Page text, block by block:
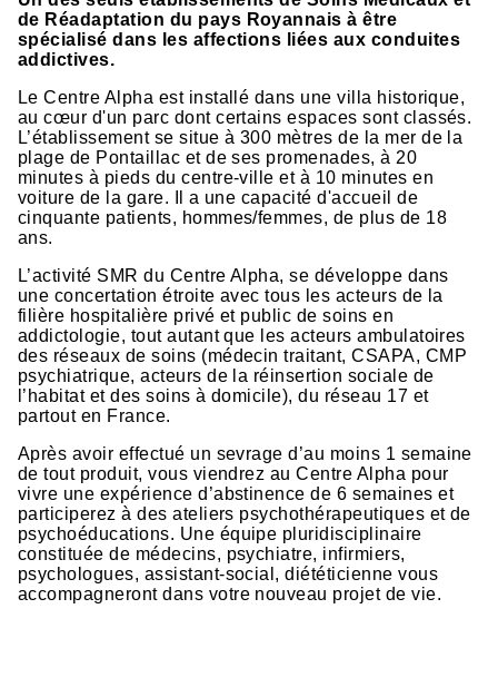
de Réadaptation du pays Royannais à être
spécialisé dans les affections liées aux conduites
addictives.
Le Centre Alpha est installé dans une villa historique,
au cœur d'un parc dont certains espaces sont classés.
L’établissement se situe à 300 mètres de la mer de la
plage de Pontaillac et de ses promenades, à 20
minutes à pieds du centre-ville et à 10 minutes en
voiture de la gare. Il a une capacité d'accueil de
cinquante patients, hommes/femmes, de plus de 18
ans.
L’activité SMR du Centre Alpha, se développe dans
une concertation étroite avec tous les acteurs de la
filière hospitalière privé et public de soins en
addictologie, tout autant que les acteurs ambulatoires
des réseaux de soins (médecin traitant, CSAPA, CMP
psychiatrique, acteurs de la réinsertion sociale de
l’habitat et des soins à domicile), du réseau 17 et
partout en France.
Après avoir effectué un sevrage d’au moins 1 semaine
de tout produit, vous viendrez au Centre Alpha pour
vivre une expérience d’abstinence de 6 semaines et
participerez à des ateliers psychothérapeutiques et de
psychoéducations. Une équipe pluridisciplinaire
constituée de médecins, psychiatre, infirmiers,
psychologues, assistant-social, diététicienne vous
accompagneront dans votre nouveau projet de vie.